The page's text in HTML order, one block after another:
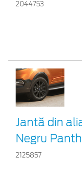
2044753
Jantă din
Negru
2125857